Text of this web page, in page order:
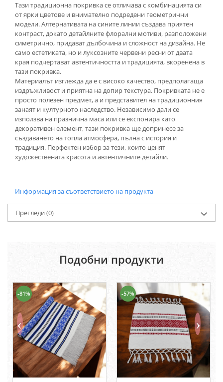
Тази традиционна покривка се отличава с комбинацията си
от ярки цветове и внимателно подредени геометрични
модели. Алтернативата на сините линии създава приятен
контраст, докато детайлните флорални мотиви, разположени
симетрично, придават дълбочина и сложност на дизайна. Не
само естетиката, но и луксозните червени ресни от двата
края подчертават автентичността и традицията, вкоренена в
тази покривка.
Материалът изглежда да е с високо качество, предполагаща
издръжливост и приятна на допир текстура. Покривката не е
просто полезен предмет, а и представител на традиционния
занаят и културното наследство. Независимо дали се
използва на празнична маса или се експонира като
декоративен елемент, тази покривка ще допринесе за
създаването на топла атмосфера, пълна с история и
традиция. Перфектен избор за тези, които ценят
художествената красота и автентичните детайли.
Информация за съответствието на продукта
Прегледи (0)
Подобни продукти
-81% -57%